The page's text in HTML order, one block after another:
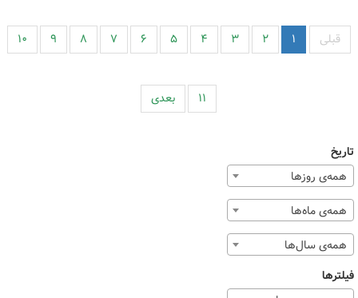
قبلی ۱ ۲ ۳ ۴ ۵ ۶ ۷ ۸ ۹ ۱۰
۱۱ بعدی
تاریخ
همه‌ی روزها
همه‌ی ماه‌ها
همه‌ی سال‌ها
فیلترها